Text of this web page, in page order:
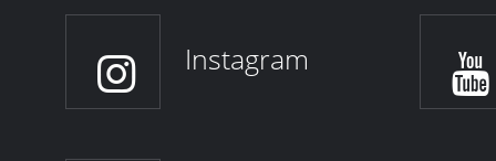
Instagram